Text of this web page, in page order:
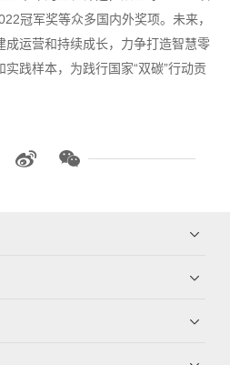
冠军奖等众多国内外奖项。未来，
成运营和持续成长，力争打造智慧零
践样本，为践行国家“双碳”行动贡